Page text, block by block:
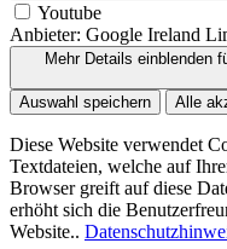
Youtube
Anbieter: Google Ireland
Mehr Details einblenden
Auswahl speichern
Alle
Diese Website verwendet
Textdateien, welche auf
Browser greift auf diese
erhöht sich die
Website..